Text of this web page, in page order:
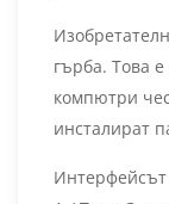
гърба. Това
компютри
инсталират